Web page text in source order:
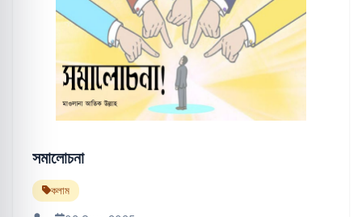
সমালোচনা
কলাম